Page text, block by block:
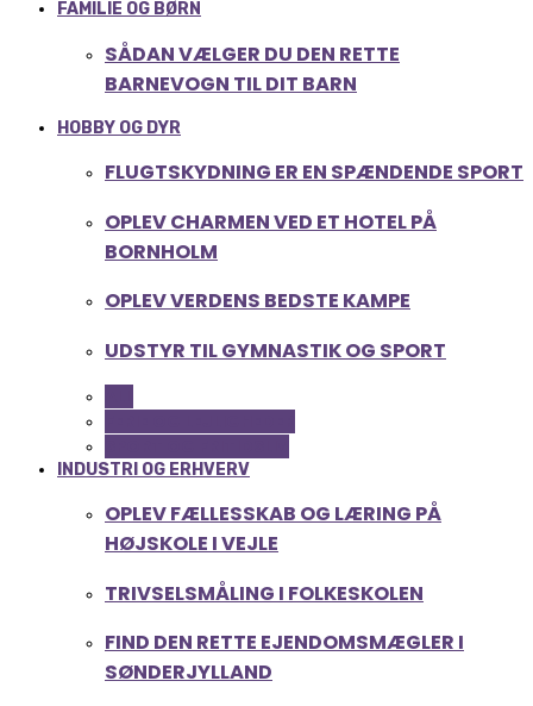
FAMILIE OG BØRN
SÅDAN VÆLGER DU DEN RETTE
BARNEVOGN TIL DIT BARN
HOBBY OG DYR
FLUGTSKYDNING ER EN SPÆNDENDE SPORT
OPLEV CHARMEN VED ET HOTEL PÅ
BORNHOLM
OPLEV VERDENS BEDSTE KAMPE
UDSTYR TIL GYMNASTIK OG SPORT
INDUSTRI OG ERHVERV
OPLEV FÆLLESSKAB OG LÆRING PÅ
HØJSKOLE I VEJLE
TRIVSELSMÅLING I FOLKESKOLEN
FIND DEN RETTE EJENDOMSMÆGLER I
SØNDERJYLLAND